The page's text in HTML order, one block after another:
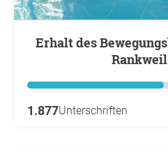
Erhalt des Bewegungsbads im LKH
Rankweil
1.877Unterschriften